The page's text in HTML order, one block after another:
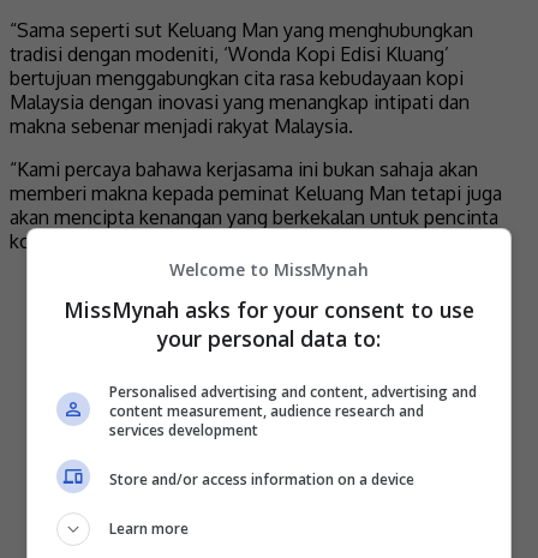
“Sama seperti sut Keluang Man yang menghubungkan
tradisi dengan modeniti, ‘Wonda Kopi Edisi Kluang’
bertujuan menggabungkan cita rasa kebudayaan kopi
Malaysia dengan inovasi yang menangkap intipati dan
makna sebenar menjadi rakyat Malaysia.
“Kami percaya bahawa kerjasama ini bukan sahaja akan
memberi makna kepada peminat Keluang Man tetapi juga
akan mencipta kenangan yang berkekalan untuk pencinta
kopi di seluruh negara,” katanya.
Welcome to MissMynah
MissMynah asks for your consent to use
your personal data to:
Personalised advertising and content, advertising and
content measurement, audience research and
services development
Store and/or access information on a device
Learn more